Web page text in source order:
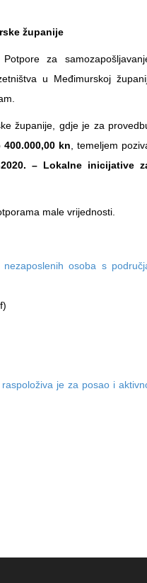
županije
za
u Međimurskoj
županije, gdje je za
400.000,00 kn , temeljem
– Lokalne inicijative
male vrijednosti.
osoba s
je za posao i